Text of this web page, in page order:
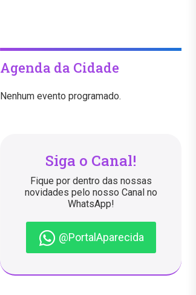
Agenda da Cidade
Nenhum evento programado.
Siga o Canal!
Fique por dentro das nossas
novidades pelo nosso Canal no
WhatsApp!
@PortalAparecida